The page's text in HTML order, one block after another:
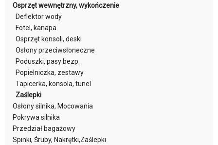
Osprzęt wewnętrzny, wykończenie
Deflektor wody
Fotel, kanapa
Osprzęt konsoli, deski
Osłony przeciwsłoneczne
Poduszki, pasy bezp.
Popielniczka, zestawy
Tapicerka, konsola, tunel
Zaślepki
Osłony silnika, Mocowania
Pokrywa silnika
Przedział bagażowy
Spinki, Śruby, Nakrętki,Zaślepki